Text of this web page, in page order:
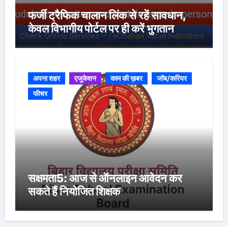
फर्जी ट्रैफिक चालान लिंक से रहें सावधान,
केवल विभागीय पोर्टल पर ही करें भुगतान
अपना शहर एजुकेशन काम की ख़बर
जॉब/करियर
फीचर
सक्षमता5: आज से ऑनलाइन आवेदन कर
सकते हैं नियोजित शिक्षक